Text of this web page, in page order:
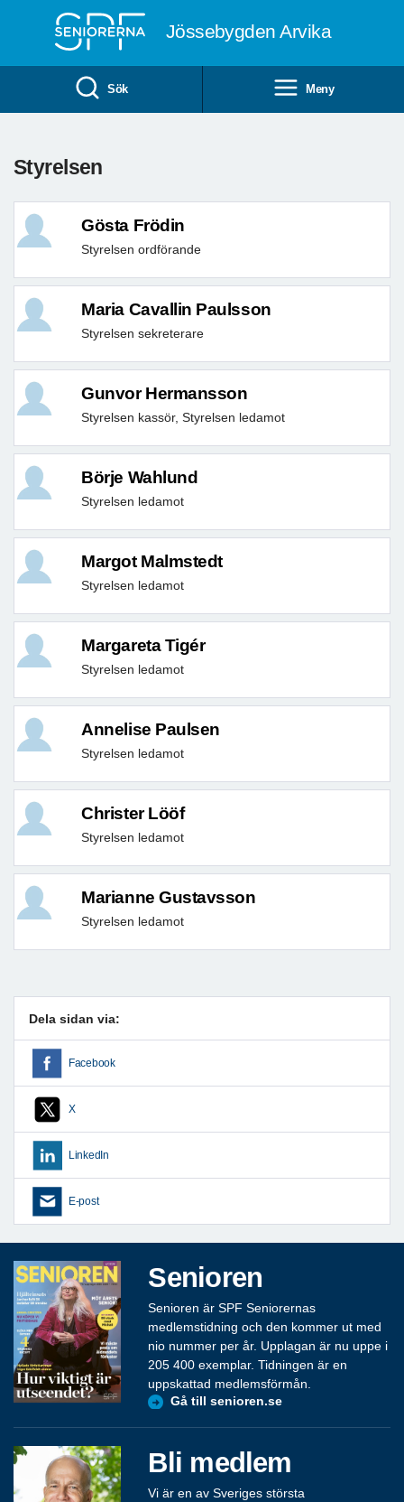
Jössebygden Arvika
Sök Meny
Styrelsen
Gösta Frödin
Styrelsen ordförande
Maria Cavallin Paulsson
Styrelsen sekreterare
Gunvor Hermansson
Styrelsen kassör, Styrelsen ledamot
Börje Wahlund
Styrelsen ledamot
Margot Malmstedt
Styrelsen ledamot
Margareta Tigér
Styrelsen ledamot
Annelise Paulsen
Styrelsen ledamot
Christer Lööf
Styrelsen ledamot
Marianne Gustavsson
Styrelsen ledamot
Dela sidan via:
Facebook
X
LinkedIn
E-post
Senioren
Senioren är SPF Seniorernas
medlemstidning och den kommer ut med
nio nummer per år. Upplagan är nu uppe i
205 400 exemplar. Tidningen är en
uppskattad medlemsförmån.
Gå till senioren.se
Bli medlem
Vi är en av Sveriges största